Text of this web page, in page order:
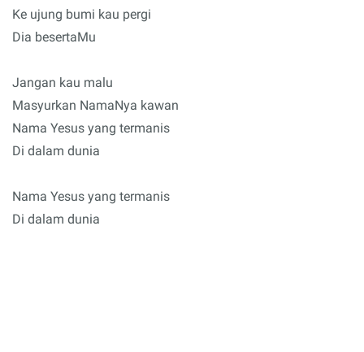
Ke ujung bumi kau pergi
Dia besertaMu
Jangan kau malu
Masyurkan NamaNya kawan
Nama Yesus yang termanis
Di dalam dunia
Nama Yesus yang termanis
Di dalam dunia